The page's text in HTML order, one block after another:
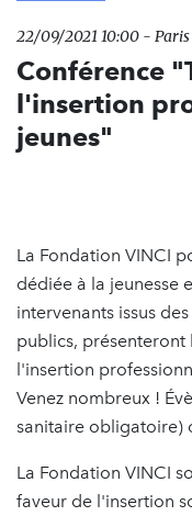
22/09/2021 10:00 - Paris
Conférence
l'insertion
jeunes"
La Fondation VINCI
dédiée à la jeunesse
intervenants issus
publics,
l'insertion
Venez nombreux !
sanitaire obligatoire)
La Fondation VINCI
faveur de l'insertion